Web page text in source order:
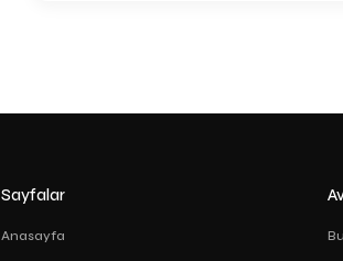
Sayfalar
Anasayfa